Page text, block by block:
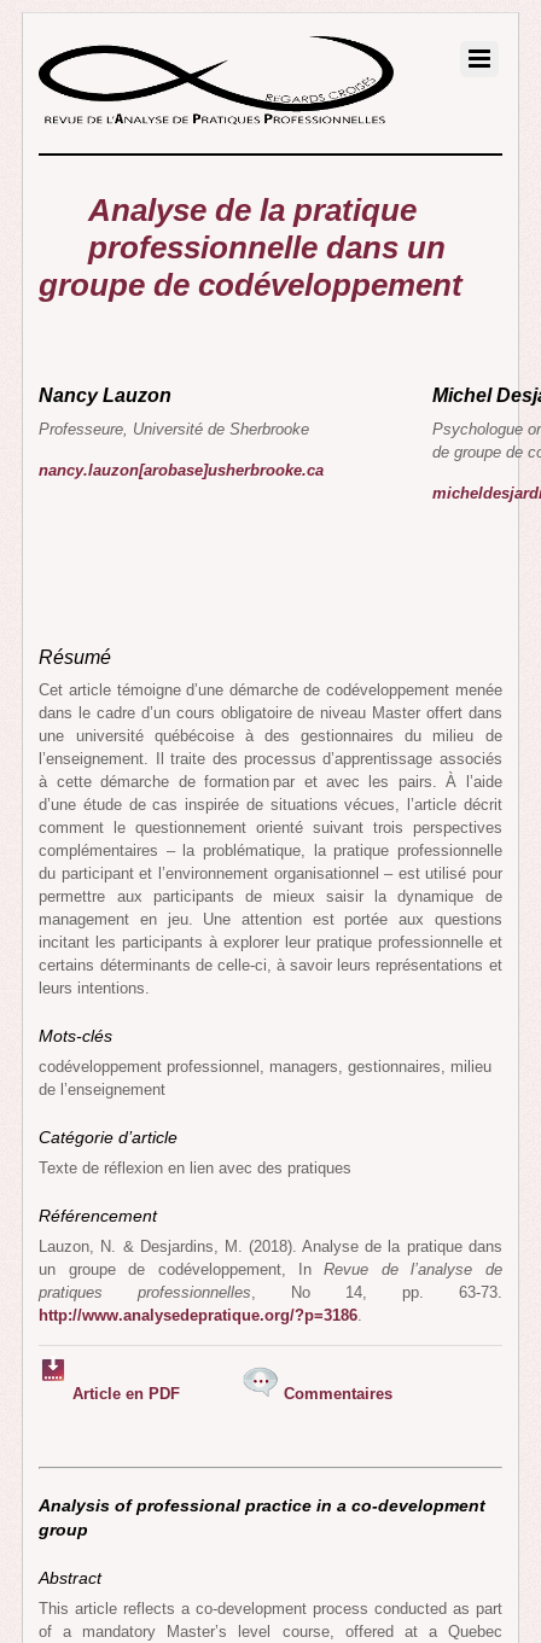
Analyse de la pratique
professionnelle dans un
groupe de codéveloppement
Nancy Lauzon
Professeure, Université de Sherbrooke
nancy.lauzon[arobase]usherbrooke.ca
Michel
Psychologue
de groupe de
Résumé
Cet article témoigne d’une démarche de codéveloppement menée
dans le cadre d’un cours obligatoire de niveau Master offert dans
une université québécoise à des gestionnaires du milieu de
l’enseignement. Il traite des processus d’apprentissage associés
à cette démarche de formation par et avec les pairs. À l’aide
d’une étude de cas inspirée de situations vécues, l’article décrit
comment le questionnement orienté suivant trois perspectives
complémentaires – la problématique, la pratique professionnelle
du participant et l’environnement organisationnel – est utilisé pour
permettre aux participants de mieux saisir la dynamique de
management en jeu. Une attention est portée aux questions
incitant les participants à explorer leur pratique professionnelle et
certains déterminants de celle-ci, à savoir leurs représentations et
leurs intentions.
Mots-clés
codéveloppement professionnel, managers, gestionnaires, milieu
de l’enseignement
Catégorie d’article
Texte de réflexion en lien avec des pratiques
Référencement
Lauzon, N. & Desjardins, M. (2018). Analyse de la pratique dans
un groupe de codéveloppement, InRevue de l’analyse de
pratiques professionnelles , No 14, pp. 63-73.
http://www.analysedepratique.org/?p=3186
Article en PDF Commentaires
Analysis of professional practice in a co-development
group
Abstract
This article reflects a co-development process conducted as part
of a mandatory Master’s level course, offered at a Quebec